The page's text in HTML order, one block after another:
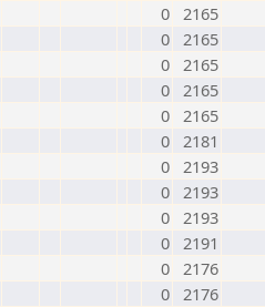
0 2165
0 2165
0 2165
0 2165
0 2165
0 2181
0 2193
0 2193
0 2193
0 2191
0 2176
0 2176